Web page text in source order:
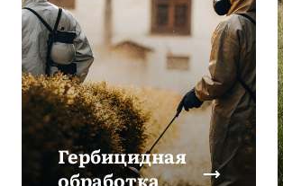
Гербицидная
обработка